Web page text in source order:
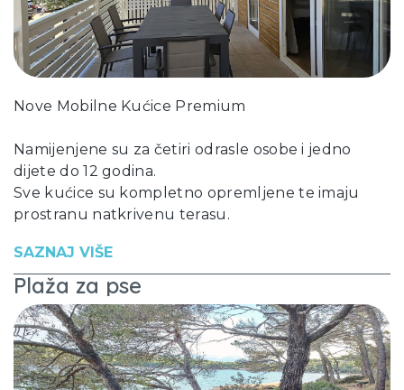
Nove Mobilne Kućice Premium
Namijenjene su za četiri odrasle osobe i jedno
dijete do 12 godina.
Sve kućice su kompletno opremljene te imaju
prostranu natkrivenu terasu.
SAZNAJ VIŠE
Plaža za pse